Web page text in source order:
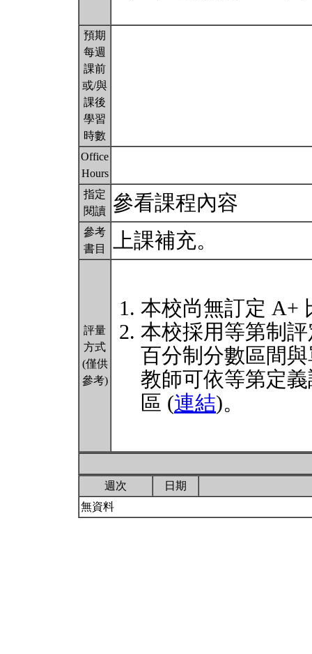
預期
每週
課前
或/與
課後
學習
時數
Office
Hours
指定
閱讀
參看課程內容
參考
書目
上課補充。
評量
方式
(僅供
參考)
本校尚無訂定 A+
本校採用等第制
百分制分數區間
教師可依等第定
區 (連結)。
週次
日期
無資料